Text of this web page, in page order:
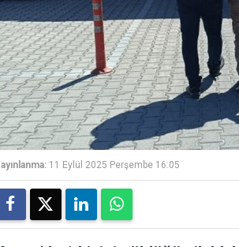
11 Eylül 2025 Perşembe 16:05